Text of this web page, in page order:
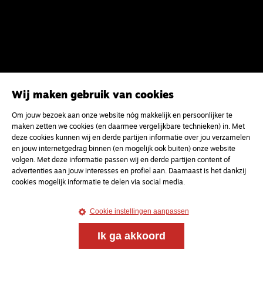
Magazine
Onderweg
Onderweg is een platform voor ontmoeting, vorming
en gesprek voor christenen onderweg, in het bijzonder
voor de Nederlandse Gereformeerde Kerken.
Kvk-nummer 33277063
Wij maken gebruik van cookies
Om jouw bezoek aan onze website nóg makkelijk en persoonlijker te
maken zetten we cookies (en daarmee vergelijkbare technieken) in. Met
deze cookies kunnen wij en derde partijen informatie over jou verzamelen
en jouw internetgedrag binnen (en mogelijk ook buiten) onze website
volgen. Met deze informatie passen wij en derde partijen content of
advertenties aan jouw interesses en profiel aan. Daarnaast is het dankzij
cookies mogelijk informatie te delen via social media.
Cookie instellingen aanpassen
Ik ga akkoord